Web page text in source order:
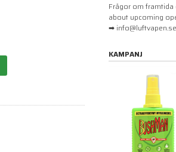
Frågor om
about upcoming
➡ info@luftvapen.se
KAMPANJ